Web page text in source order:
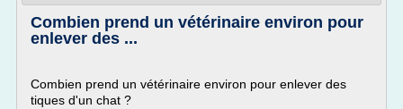
Combien prend un vétérinaire environ pour
enlever des ...
Combien prend un vétérinaire environ pour enlever des
tiques d'un chat ?